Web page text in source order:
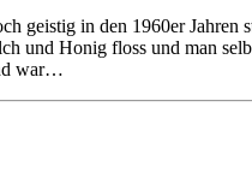
geistig in den 1960er Jahren
und Honig floss und man
war…